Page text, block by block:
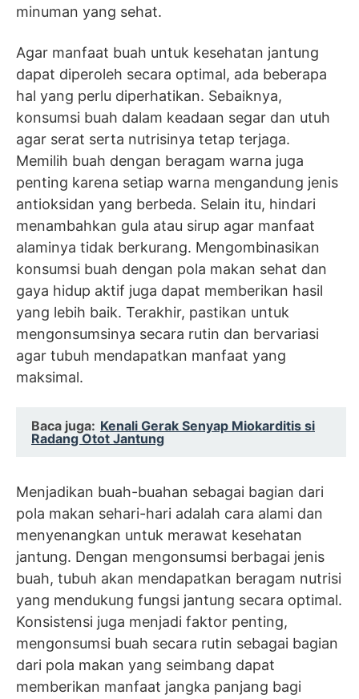
minuman yang sehat.
Agar manfaat buah untuk kesehatan jantung
dapat diperoleh secara optimal, ada beberapa
hal yang perlu diperhatikan. Sebaiknya,
konsumsi buah dalam keadaan segar dan utuh
agar serat serta nutrisinya tetap terjaga.
Memilih buah dengan beragam warna juga
penting karena setiap warna mengandung jenis
antioksidan yang berbeda. Selain itu, hindari
menambahkan gula atau sirup agar manfaat
alaminya tidak berkurang. Mengombinasikan
konsumsi buah dengan pola makan sehat dan
gaya hidup aktif juga dapat memberikan hasil
yang lebih baik. Terakhir, pastikan untuk
mengonsumsinya secara rutin dan bervariasi
agar tubuh mendapatkan manfaat yang
maksimal.
Baca juga: Kenali Gerak Senyap Miokarditis si
Radang Otot Jantung
Menjadikan buah-buahan sebagai bagian dari
pola makan sehari-hari adalah cara alami dan
menyenangkan untuk merawat kesehatan
jantung. Dengan mengonsumsi berbagai jenis
buah, tubuh akan mendapatkan beragam nutrisi
yang mendukung fungsi jantung secara optimal.
Konsistensi juga menjadi faktor penting,
mengonsumsi buah secara rutin sebagai bagian
dari pola makan yang seimbang dapat
memberikan manfaat jangka panjang bagi